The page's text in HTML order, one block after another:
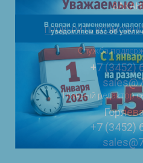
ПРОВЕРИТЬ
Служба
+7 (3452)
Главный редактор
+7 (3452)